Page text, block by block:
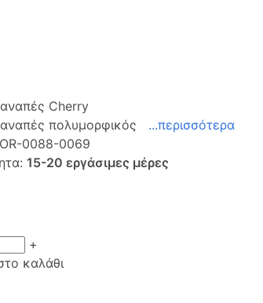
Cherry
πολυμορφικός ...περισσότερα
0088-0069
15-20 εργάσιμες μέρες
+
καλάθι